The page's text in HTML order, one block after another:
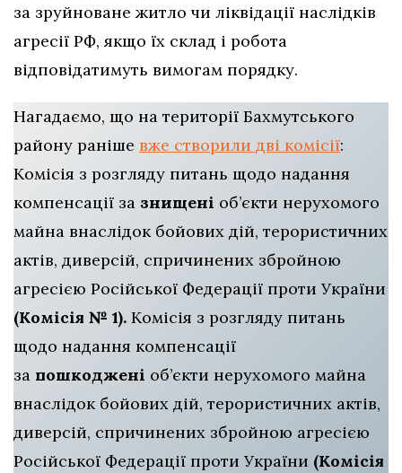
за зруйноване житло чи ліквідації наслідків
агресії РФ, якщо їх склад і робота
відповідатимуть вимогам порядку.
Нагадаємо, що на території Бахмутського
району раніше вже створили дві комісії:
Комісія з розгляду питань щодо надання
компенсації за знищені об’єкти нерухомого
майна внаслідок бойових дій, терористичних
актів, диверсій, спричинених збройною
агресією Російської Федерації проти України
(Комісія № 1). Комісія з розгляду питань
щодо надання компенсації
за пошкоджені об’єкти нерухомого майна
внаслідок бойових дій, терористичних актів,
диверсій, спричинених збройною агресією
Російської Федерації проти України (Комісія